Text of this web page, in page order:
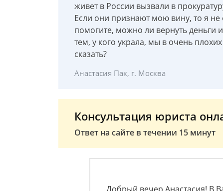
живет в России вызвали в
Если они признают мою вину, то я
помогите, можно ли вернуть деньги
тем, у кого украла, мы в очень
сказать?
Анастасия Пак, г. Москва
Консультация юриста
Ответ на сайте в течении 15 минут